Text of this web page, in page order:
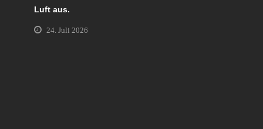
Luft aus.
24. Juli 2026